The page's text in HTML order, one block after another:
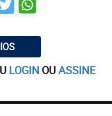
LOGIN OUASSINE